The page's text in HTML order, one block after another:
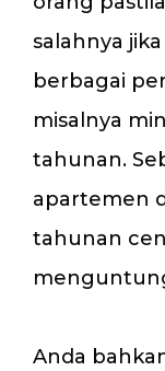
salahnya
berbagai
misalnya
tahunan.
apartemen
tahunan
Anda